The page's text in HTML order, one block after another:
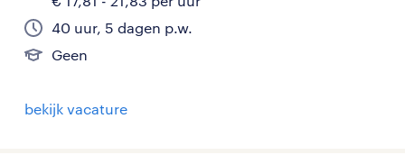
40 uur, 5 dagen p.w.
Geen
bekijk vacature